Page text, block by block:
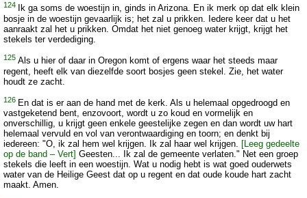
124
Ik ga soms de woestijn in, ginds in Arizona. En ik merk op dat elk klein
bosje in de woestijn gevaarlijk is; het zal u prikken. Iedere keer dat u het
aanraakt zal het u prikken. Omdat het niet genoeg water krijgt, krijgt het
stekels ter verdediging.
125 Als u hier of daar in Oregon komt of ergens waar het steeds maar
regent, heeft elk van diezelfde soort bosjes geen stekel. Zie, het water
houdt ze zacht.
126 En dat is er aan de hand met de kerk. Als u helemaal opgedroogd en
vastgeketend bent, enzovoort, wordt u zo koud en vormelijk en
onverschillig, u krijgt geen enkele geestelijke zegen en dan wordt uw hart
helemaal vervuld en vol van verontwaardiging en toorn; en denkt bij
iedereen: "O, ik zal hem wel krijgen. Ik zal haar wel krijgen. [Leeg gedeelte
op de band – Vert] Geesten... Ik zal de gemeente verlaten." Net een groep
stekels die leeft in een woestijn. Wat u nodig hebt is wat goed ouderwets
water van de Heilige Geest dat op u regent en dat oude koude hart zacht
maakt. Amen.